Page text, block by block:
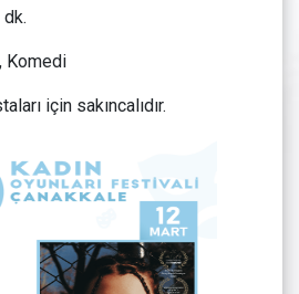
Komedi
için sakıncalıdır.